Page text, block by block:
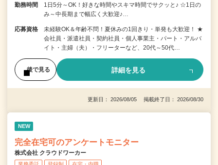
勤務時間
1日5分～OK！好きな時間やスキマ時間でサクッと♪ ☆1日の
み～中長期まで幅広く大歓迎♪…
応募資格
未経験OK＆年齢不問！夏休みの1回きり・単発も大歓迎！ ★
会社員・派遣社員・契約社員・個人事業主・パート・アルバ
イト・主婦（夫）・フリーターなど、20代～50代…
後で見る 詳細を見る
更新日： 2026/08/05 掲載終了日： 2026/08/30
NEW
完全在宅可のアンケートモニター
株式会社 クラウドワーカー